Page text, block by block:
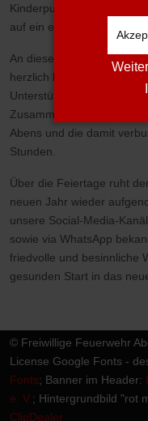
Kinderpunsch gemütlich
auf ein erfolgreiches Jahr
An dieser Stelle bedankt
herzlich bei allen
Unterstützung im
Zusammenhalt sowie den
Abens und die damit
Stunden.
Über die Feiertage ruht
neuen Jahr wieder
unsere Social-Media-
sowie via WhatsApp
friedvolle und besinnliche
gesunden Start in das
© Freiwillige Feuerwehr
License Google Fonts -
Fonts; Banner im Header:
e. V. ; Hintergrundbild "rot
ClipDealer